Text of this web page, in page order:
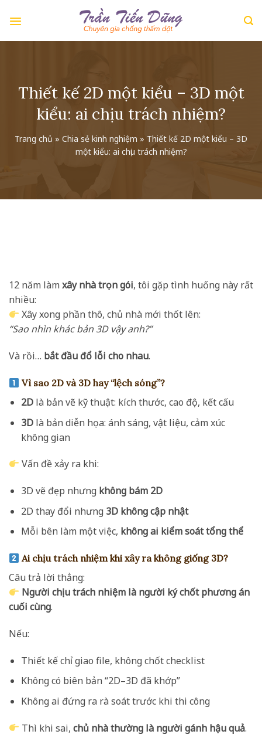
Thiết kế 2D một kiểu – 3D một
kiểu: ai chịu trách nhiệm?
Trang chủ » Chia sẻ kinh nghiệm » Thiết kế 2D một kiểu – 3D
một kiểu: ai chịu trách nhiệm?
12 năm làm xây nhà trọn gói, tôi gặp tình huống này rất
nhiều:
Xây xong phần thô, chủ nhà mới thốt lên:
“Sao nhìn khác bản 3D vậy anh?”
Và rồi… bắt đầu đổ lỗi cho nhau.
Vì sao 2D và 3D hay “lệch sóng”?
2Dlà bản vẽ kỹ thuật: kích thước, cao độ, kết cấu
3Dlà bản diễn họa: ánh sáng, vật liệu, cảm xúc
không gian
Vấn đề xảy ra khi:
3D vẽ đẹp nhưng không bám 2D
2D thay đổi nhưng 3D không cập nhật
Mỗi bên làm một việc, không ai kiểm soát tổng thể
Ai chịu trách nhiệm khi xây ra không giống 3D?
Câu trả lời thẳng:
Người chịu trách nhiệm là người ký chốt phương án
cuối cùng.
Nếu:
Thiết kế chỉ giao file, không chốt checklist
Không có biên bản “2D–3D đã khớp”
Không ai đứng ra rà soát trước khi thi công
Thì khi sai,chủ nhà thường là người gánh hậu quả.